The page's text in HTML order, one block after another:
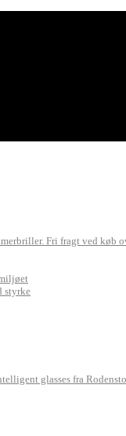
Fri fragt ved køb
styrke
glasses fra